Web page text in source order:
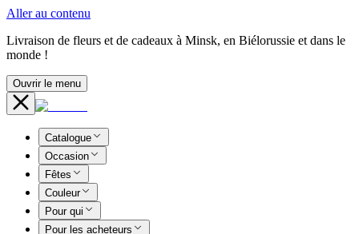
Aller au contenu
Livraison de fleurs et de cadeaux à Minsk, en Biélorussie et dans le
monde !
Ouvrir le menu
Catalogue
Occasion
Fêtes
Couleur
Pour qui
Pour les acheteurs